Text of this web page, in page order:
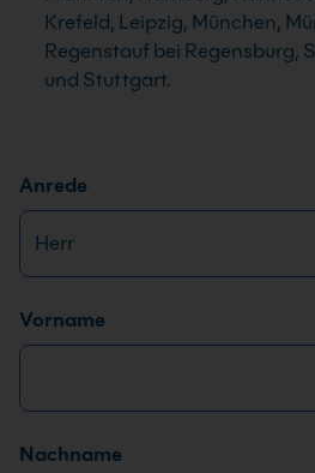
Krefeld, Leipzig, München,
Regenstauf bei Regensburg,
und Stuttgart.
Anrede
Name*
Vorname
Nachname